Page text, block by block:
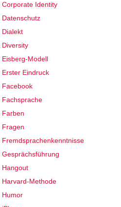
Corporate Identity
Datenschutz
Dialekt
Diversity
Eisberg-Modell
Erster Eindruck
Facebook
Fachsprache
Farben
Fragen
Fremdsprachenkenntnisse
Gesprächsführung
Hangout
Harvard-Methode
Humor